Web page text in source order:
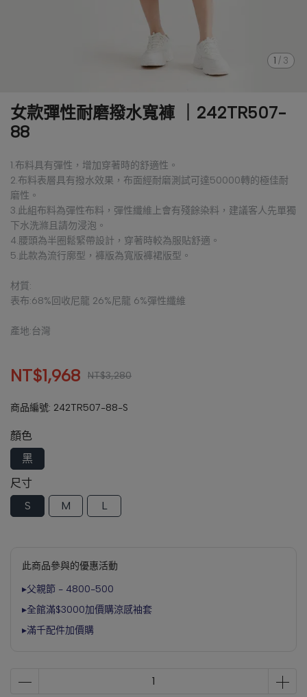
1 / 3
女款彈性耐磨撥水寬褲 ｜242TR507-
88
1.布料具有彈性，增加穿著時的舒適性。
2.布料表層具有撥水效果，布面經耐磨測試可達50000轉的極佳耐
磨性。
3.此組布料為彈性布料，彈性纖維上會有殘餘染料，建議客人先單獨
下水洗滌且請勿浸泡。
4.腰頭為半圈鬆緊帶設計，穿著時較為服貼舒適。
5.此款為流行廓型，褲版為寬版褲裙版型。
材質:
表布:68%回收尼龍 26%尼龍 6%彈性纖維
產地:台灣
NT$1,968 NT$3,280
商品編號: 242TR507-88-S
顏色
黑
尺寸
S
M L
此商品參與的優惠活動
▸父親節 - 4800-500
▸全館滿$3000加價購涼感袖套
▸滿千配件加價購